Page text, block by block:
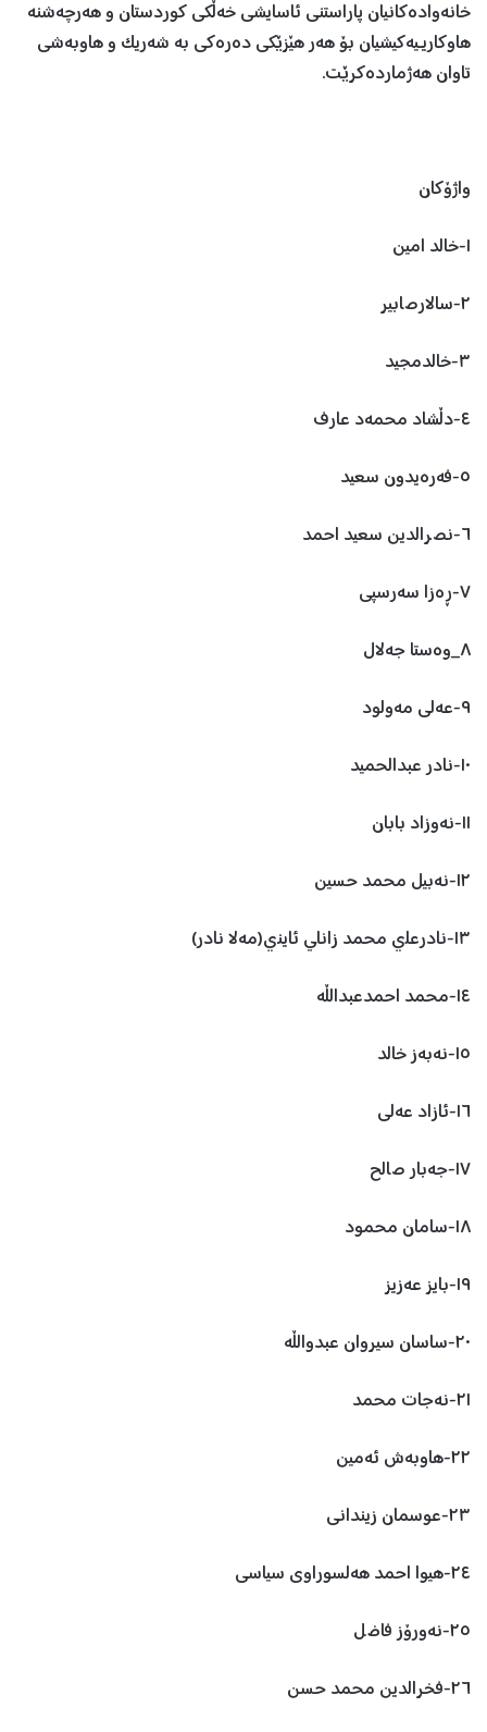
خانەوادەکانیان پاراستنی ئاسایشی خەڵکی کوردستان و هەرچەشنە
هاوکاریـیەکیشیان بۆ هەر هێزێکی دەرەکی بە شەریک و هاوبەشی
تاوان هەژماردەکرێت.
واژۆکان
١-خالد امین
٢-سالارصابیر
٣-خالدمجید
٤-دڵشاد محمەد عارف
٥-فەرەیدون سعید
٦-نصرالدین سعید احمد
٧-ڕەزا سەرسپی
٨_وەستا جەلال
٩-عەلی مەولود
١٠-نادر عبدالحمید
١١-نەوزاد بابان
١٢-نەبیل محمد حسین
١٣-نادرعلي محمد زاناي ئايني(مەلا نادر)
١٤-محمد احمدعبدالڵە
١٥-نەبەز خالد
١٦-ئازاد عەلی
١٧-جەبار صالح
١٨-سامان محمود
١٩-بایز عەزیز
٢٠-ساسان سیروان عبدوالڵە
٢١-نەجات محمد
٢٢-هاوبەش ئەمین
٢٣-عوسمان زیندانی
٢٤-هیوا احمد هەلسوراوی سیاسی
٢٥-نەورۆز فاضل
٢٦-فخرالدین محمد حسن